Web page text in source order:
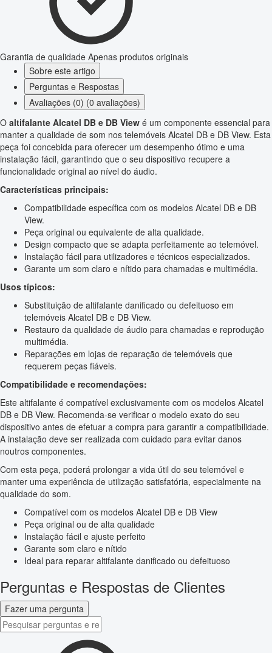
Garantia de qualidade Apenas produtos originais
Sobre este artigo
Perguntas e Respostas
Avaliações (0) (0 avaliações)
O altifalante Alcatel DB e DB View é um componente essencial para
manter a qualidade de som nos telemóveis Alcatel DB e DB View. Esta
peça foi concebida para oferecer um desempenho ótimo e uma
instalação fácil, garantindo que o seu dispositivo recupere a
funcionalidade original ao nível do áudio.
Características principais:
Compatibilidade específica com os modelos Alcatel DB e DB
View.
Peça original ou equivalente de alta qualidade.
Design compacto que se adapta perfeitamente ao telemóvel.
Instalação fácil para utilizadores e técnicos especializados.
Garante um som claro e nítido para chamadas e multimédia.
Usos típicos:
Substituição de altifalante danificado ou defeituoso em
telemóveis Alcatel DB e DB View.
Restauro da qualidade de áudio para chamadas e reprodução
multimédia.
Reparações em lojas de reparação de telemóveis que
requerem peças fiáveis.
Compatibilidade e recomendações:
Este altifalante é compatível exclusivamente com os modelos Alcatel
DB e DB View. Recomenda-se verificar o modelo exato do seu
dispositivo antes de efetuar a compra para garantir a compatibilidade.
A instalação deve ser realizada com cuidado para evitar danos
noutros componentes.
Com esta peça, poderá prolongar a vida útil do seu telemóvel e
manter uma experiência de utilização satisfatória, especialmente na
qualidade do som.
Compatível com os modelos Alcatel DB e DB View
Peça original ou de alta qualidade
Instalação fácil e ajuste perfeito
Garante som claro e nítido
Ideal para reparar altifalante danificado ou defeituoso
Perguntas e Respostas de Clientes
Fazer uma pergunta